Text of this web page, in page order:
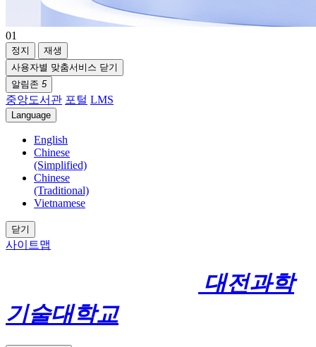
01
정지
재생
사용자별 맞춤서비스 닫기
알림존 5
중앙도서관 포털 LMS
Language
English
Chinese
(Simplified)
Chinese
(Traditional)
Vietnamese
닫기
사이트맵
대전과학
기술대학교